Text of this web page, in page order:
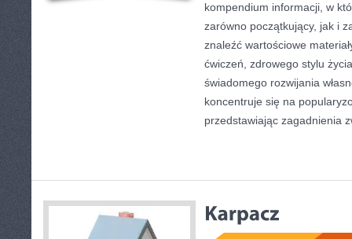
kompendium informacji, w
zarówno początkujący, jak i
znaleźć wartościowe
ćwiczeń, zdrowego stylu
świadomego rozwijania
koncentruje się na
przedstawiając zagadnienia